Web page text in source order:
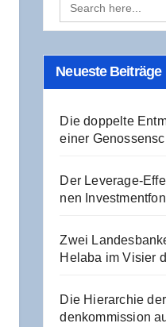
for:
Neu­es­te Beiträge
Die dop­pel­te
einer
Der Levera­ge-
nen
Zwei
Hela­ba im Visier
Die Hier­ar­chie
den­kom­mis­si­on